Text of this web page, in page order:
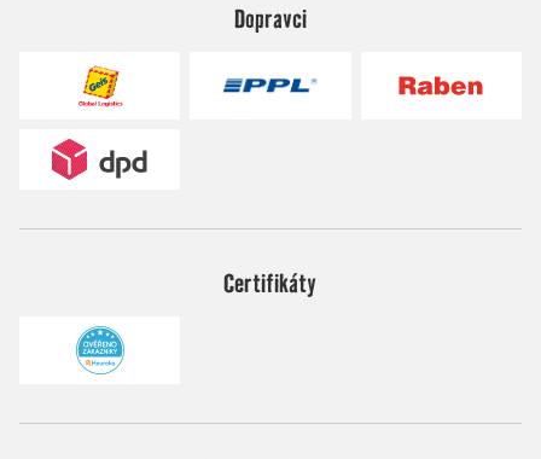
Dopravci
Certifikáty